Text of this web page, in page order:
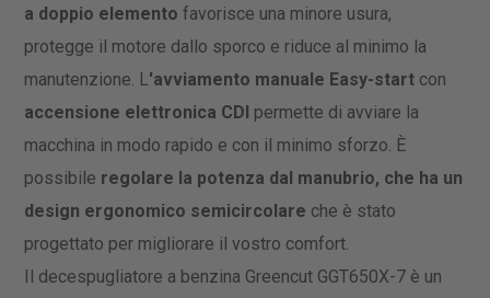
a doppio elemento favorisce una minore usura,
protegge il motore dallo sporco e riduce al minimo la
manutenzione. L'avviamento manuale Easy-start con
accensione elettronica CDI permette di avviare la
macchina in modo rapido e con il minimo sforzo. È
possibile regolare la potenza dal manubrio, che ha un
design ergonomico semicircolare che è stato
progettato per migliorare il vostro comfort.
Il decespugliatore a benzina Greencut GGT650X-7 è un